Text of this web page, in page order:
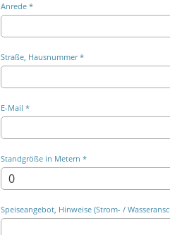
Anrede *
Straße, Hausnummer *
E-Mail *
Standgröße in Metern *
Speiseangebot, Hinweise (Strom- /